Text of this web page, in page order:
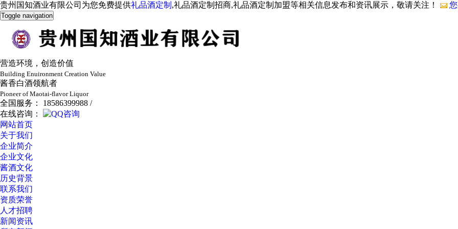
贵州国知酒业有限公司为您免费提供礼品酒定制 ,礼品酒定制招商,礼品酒定制加盟等相关信息发布和资讯展示，敬请关注！
Toggle navigation
营造环境，创造价值
Building Enuironment Creation Value
酱香白酒领航者
Pioneer of Maotai-flavor Liquor
全国服务： 18586399988 /
在线咨询：
网站首页
关于我们
企业简介
企业文化
酱酒文化
历史背景
联系我们
资质荣誉
人才招聘
新闻资讯